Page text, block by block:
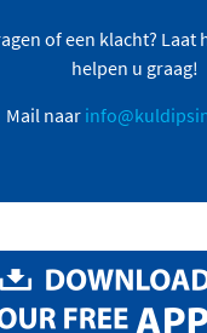
of een klacht? Laat
helpen u graag!
Mail naar